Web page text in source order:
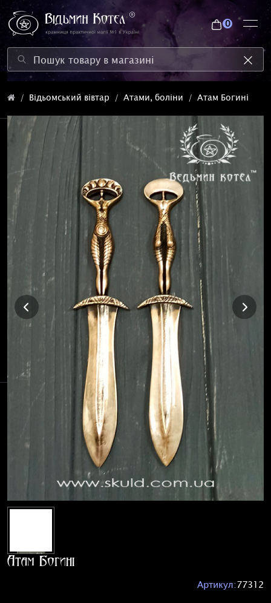
0
Відьомський вівтар Атами, боліни Атам Богині
Атам Богині
Артикул:77312